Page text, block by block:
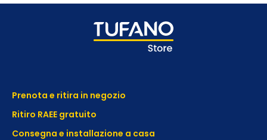
Prenota e ritira in negozio
Ritiro RAEE gratuito
Consegna e installazione a casa